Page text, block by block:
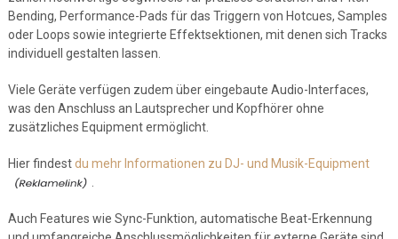
Bending, Performance-Pads für das Triggern von Hotcues, Samples
oder Loops sowie integrierte Effektsektionen, mit denen sich Tracks
individuell gestalten lassen.
Viele Geräte verfügen zudem über eingebaute Audio-Interfaces,
was den Anschluss an Lautsprecher und Kopfhörer ohne
zusätzliches Equipment ermöglicht.
Hier findestdu mehr Informationen zu DJ- und Musik-Equipment
Auch Features wie Sync-Funktion, automatische Beat-Erkennung